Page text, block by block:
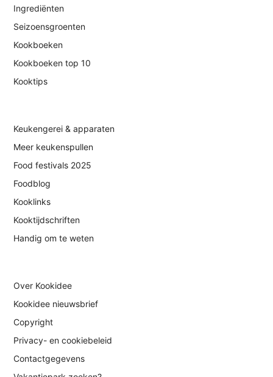
Ingrediënten
Seizoensgroenten
Kookboeken
Kookboeken top 10
Kooktips
Keukengerei & apparaten
Meer keukenspullen
Food festivals 2025
Foodblog
Kooklinks
Kooktijdschriften
Handig om te weten
Over Kookidee
Kookidee nieuwsbrief
Copyright
Privacy- en cookiebeleid
Contactgegevens